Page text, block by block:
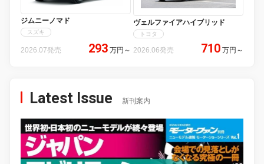
ジムニーノマド
スズキ
2026.07発売 293 万円 ～
ヴェルファイアハイブリッド
トヨタ
2026.06発売 710 万円 ～
Latest Issue 新刊案内